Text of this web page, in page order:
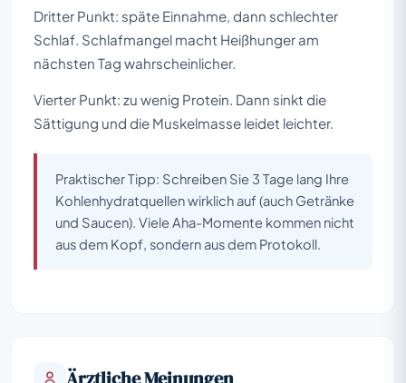
Dritter Punkt: späte Einnahme, dann schlechter
Schlaf. Schlafmangel macht Heißhunger am
nächsten Tag wahrscheinlicher.
Vierter Punkt: zu wenig Protein. Dann sinkt die
Sättigung und die Muskelmasse leidet leichter.
Praktischer Tipp: Schreiben Sie 3 Tage lang Ihre
Kohlenhydratquellen wirklich auf (auch Getränke
und Saucen). Viele Aha-Momente kommen nicht
aus dem Kopf, sondern aus dem Protokoll.